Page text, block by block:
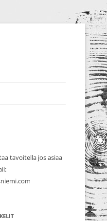
tavoitella jos asiaa